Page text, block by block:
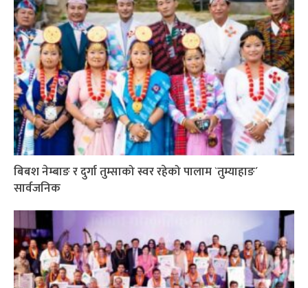
बिबश नेम्बाङ र दुर्गा तुम्साको स्वर रहेको पालाम `तुम्याहाङ´
सार्वजनिक